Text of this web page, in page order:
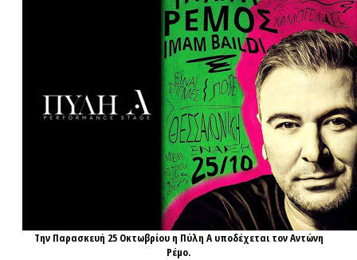
Την Παρασκευή 25 Οκτωβρίου η Πύλη Α υποδέχεται τον Αντώνη
Ρέμο.